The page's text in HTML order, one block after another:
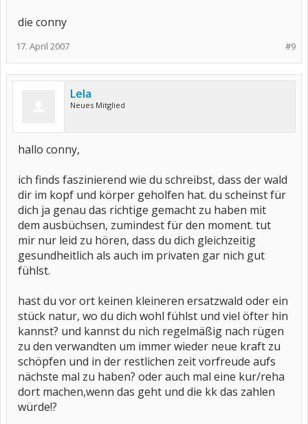
die conny
#9
17. April 2007
Lela
Neues Mitglied
hallo conny,
ich finds faszinierend wie du schreibst, dass der wald
dir im kopf und körper geholfen hat. du scheinst für
dich ja genau das richtige gemacht zu haben mit
dem ausbüchsen, zumindest für den moment. tut
mir nur leid zu hören, dass du dich gleichzeitig
gesundheitlich als auch im privaten gar nich gut
fühlst.
hast du vor ort keinen kleineren ersatzwald oder ein
stück natur, wo du dich wohl fühlst und viel öfter hin
kannst? und kannst du nich regelmäßig nach rügen
zu den verwandten um immer wieder neue kraft zu
schöpfen und in der restlichen zeit vorfreude aufs
nächste mal zu haben? oder auch mal eine kur/reha
dort machen,wenn das geht und die kk das zahlen
würde!?